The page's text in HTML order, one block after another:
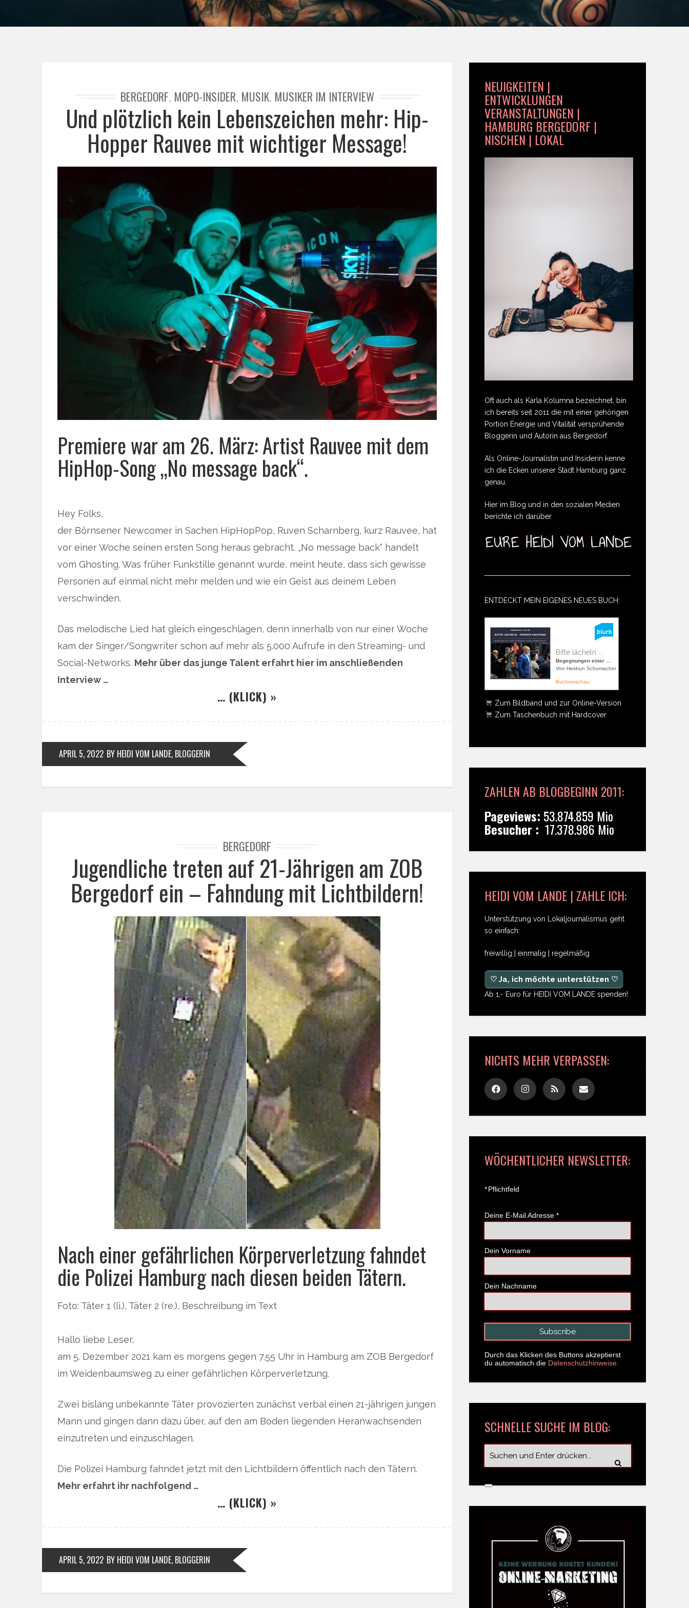
BERGEDORF, MOPO-INSIDER, MUSIK, MUSIKER IM INTERVIEW
Und plötzlich kein Lebenszeichen mehr: Hip-
Hopper Rauvee mit wichtiger Message!
Premiere war am 26. März: Artist Rauvee mit dem
HipHop-Song „No message back“.
Hey Folks,
der Börnsener Newcomer in Sachen HipHopPop, Ruven Scharnberg, kurz Rauvee, hat
vor einer Woche seinen ersten Song heraus gebracht. „No message back“ handelt
vom Ghosting. Was früher Funkstille genannt wurde, meint heute, dass sich gewisse
Personen auf einmal nicht mehr melden und wie ein Geist aus deinem Leben
verschwinden.
Das melodische Lied hat gleich eingeschlagen, denn innerhalb von nur einer Woche
kam der Singer/Songwriter schon auf mehr als 5.000 Aufrufe in den Streaming- und
Social-Networks. Mehr über das junge Talent erfahrt hier im anschließenden
Interview …
… (KLICK) »
APRIL 5, 2022 BY HEIDI VOM LANDE, BLOGGERIN
BERGEDORF
Jugendliche treten auf 21-Jährigen am ZOB
Bergedorf ein – Fahndung mit Lichtbildern!
Nach einer gefährlichen Körperverletzung fahndet
die Polizei Hamburg nach diesen beiden Tätern.
Foto: Täter 1 (li.), Täter 2 (re.), Beschreibung im Text
Hallo liebe Leser,
am 5. Dezember 2021 kam es morgens gegen 7.55 Uhr in Hamburg am ZOB Bergedorf
im Weidenbaumsweg zu einer gefährlichen Körperverletzung.
Zwei bislang unbekannte Täter provozierten zunächst verbal einen 21-jährigen jungen
Mann und gingen dann dazu über, auf den am Boden liegenden Heranwachsenden
einzutreten und einzuschlagen.
Die Polizei Hamburg fahndet jetzt mit den Lichtbildern öffentlich nach den Tätern.
Mehr erfahrt ihr nachfolgend …
… (KLICK) »
APRIL 5, 2022 BY HEIDI VOM LANDE, BLOGGERIN
NEUIGKEITEN |
ENTWICKLUNGEN
VERANSTALTUNGEN |
HAMBURG BERGEDORF |
NISCHEN | LOKAL
Oft auch als Karla Kolumna bezeichnet, bin
ich bereits seit 2011 die mit einer gehörigen
Portion Energie und Vitalität versprühende
Bloggerin und Autorin aus Bergedorf.
Als Online-Journalistin und Insiderin kenne
ich die Ecken unserer Stadt Hamburg ganz
genau.
Hier im Blog und in den sozialen Medien
berichte ich darüber.
ENTDECKT MEIN EIGENES NEUES BUCH:
Bitte lächeln ...
Begegnungen einer ...
Von Heidrun Schumacher
Buchvorschau
Zum Bildband und zur Online-Version
Zum Taschenbuch mit Hardcover
ZAHLEN AB BLOGBEGINN 2011:
Pageviews: 53.874.859 Mio
Besucher : 17.378.986 Mio
HEIDI VOM LANDE | ZAHLE ICH:
Unterstützung von Lokaljournalismus geht
so einfach:
freiwillig | einmalig | regelmäßig
♡ Ja, ich möchte unterstützen ♡
Ab 1,- Euro für HEIDI VOM LANDE spenden!
NICHTS MEHR VERPASSEN:
WÖCHENTLICHER NEWSLETTER:
*Pflichtfeld
Deine E-Mail Adresse *
Dein Vorname
Dein Nachname
Durch das Klicken des Buttons akzeptierst
du automatisch die Datenschutzhinweise.
SCHNELLE SUCHE IM BLOG: